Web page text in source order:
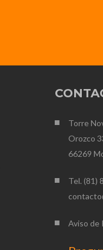
Torre
Orozco
66269
Tel. (81)
Aviso de